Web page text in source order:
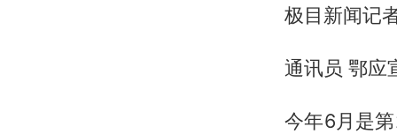
极目新闻记
通讯员 鄂应
今年6月是